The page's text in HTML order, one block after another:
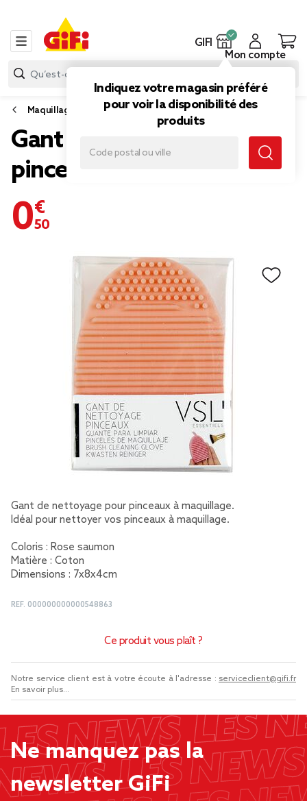
GIFI
Indiquez votre magasin préféré
pour voir la disponibilité des
produits
Mon compte
Maquillage
Gant de nettoyage pour
pinceaux maquillage
0,50 €
Gant de nettoyage pour pinceaux à maquillage.
Idéal pour nettoyer vos pinceaux à maquillage.
Coloris : Rose saumon
Matière : Coton
Dimensions : 7x8x4cm
REF. 000000000000548863
Ce produit vous plaît ?
Notre service client est à votre écoute à l'adresse : serviceclient@gifi.fr
En savoir plus...
Ne manquez pas la
newsletter GiFi